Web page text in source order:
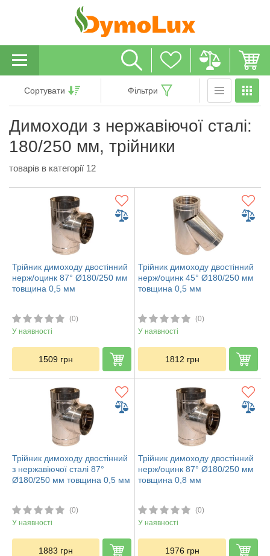
Димоходи з нержавіючої сталі:
180/250 мм, трійники
товарів в категорії 12
Сортувати Фільтри
Трійник димоходу двостінний
нерж/оцинк 87° Ø180/250 мм
товщина 0,5 мм
(0)
У наявності
1509 грн
Трійник димоходу двостінний
нерж/оцинк 45° Ø180/250 мм
товщина 0,5 мм
(0)
У наявності
1812 грн
Трійник димоходу двостінний
з нержавіючої сталі 87°
Ø180/250 мм товщина 0,5 мм
(0)
У наявності
1883 грн
Трійник димоходу двостінний
нерж/оцинк 87° Ø180/250 мм
товщина 0,8 мм
(0)
У наявності
1976 грн